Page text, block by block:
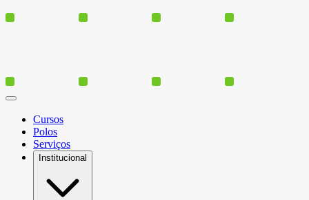
Cursos
Polos
Serviços
Institucional